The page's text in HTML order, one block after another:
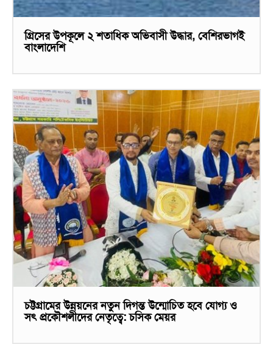
গ্রিসের উপকূলে ২ শতাধিক অভিবাসী উদ্ধার, বেশিরভাগই
বাংলাদেশি
চট্টগ্রামের উন্নয়নের নতুন দিগন্ত উন্মোচিত হবে যোগ্য ও
সৎ প্রকৌশলীদের নেতৃত্বে: চসিক মেয়র